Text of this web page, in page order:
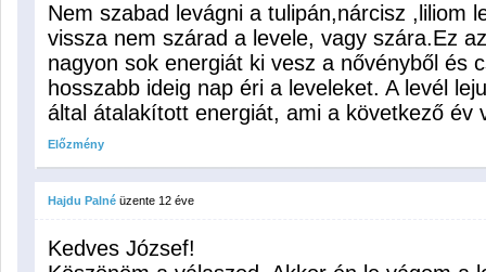
Nem szabad levágni a tulipán,nárcisz ,liliom
vissza nem szárad a levele, vagy szára.Ez
nagyon sok energiát ki vesz a nővényből és
hosszabb ideig nap éri a leveleket. A levél
által átalakított energiát, ami a következő év
Előzmény
Hajdu Palné üzente 12 éve
Kedves József!